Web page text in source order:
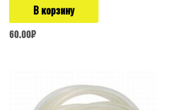
В корзину
60.00₽